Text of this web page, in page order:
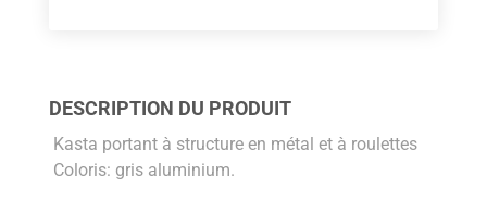
DESCRIPTION DU PRODUIT
Kasta portant à structure en métal et à roulettes
Coloris: gris aluminium.